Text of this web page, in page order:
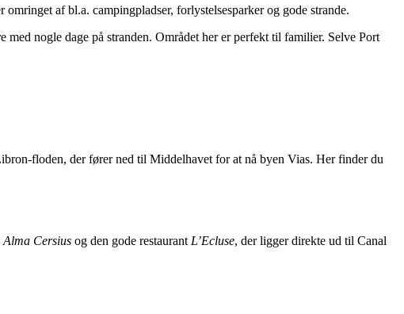
af bl.a. campingpladser, forlystelsesparker og gode strande.
nogle dage på stranden. Området her er perfekt til familier. Selve Port
floden, der fører ned til Middelhavet for at nå byen Vias. Her finder du
Alma Cersius og den gode restaurant L’Ecluse, der ligger direkte ud til Canal